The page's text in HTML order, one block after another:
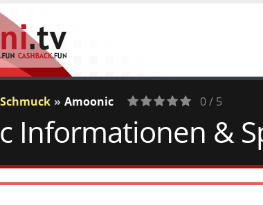
Amoonic
0Votes
0 / 5
Informationen &